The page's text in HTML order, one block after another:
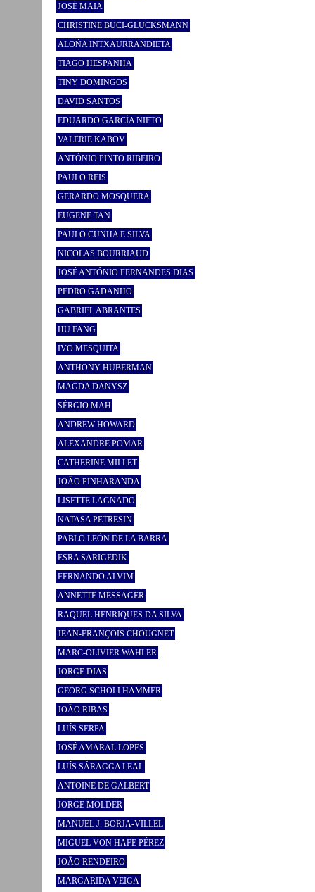
JOSÉ MAIA
CHRISTINE BUCI-GLUCKSMANN
ALOÑA INTXAURRANDIETA
TIAGO HESPANHA
TINY DOMINGOS
DAVID SANTOS
EDUARDO GARCÍA NIETO
VALERIE KABOV
ANTÓNIO PINTO RIBEIRO
PAULO REIS
GERARDO MOSQUERA
EUGENE TAN
PAULO CUNHA E SILVA
NICOLAS BOURRIAUD
JOSÉ ANTÓNIO FERNANDES DIAS
PEDRO GADANHO
GABRIEL ABRANTES
HU FANG
IVO MESQUITA
ANTHONY HUBERMAN
MAGDA DANYSZ
SÉRGIO MAH
ANDREW HOWARD
ALEXANDRE POMAR
CATHERINE MILLET
JOÃO PINHARANDA
LISETTE LAGNADO
NATASA PETRESIN
PABLO LEÓN DE LA BARRA
ESRA SARIGEDIK
FERNANDO ALVIM
ANNETTE MESSAGER
RAQUEL HENRIQUES DA SILVA
JEAN-FRANÇOIS CHOUGNET
MARC-OLIVIER WAHLER
JORGE DIAS
GEORG SCHÖLLHAMMER
JOÃO RIBAS
LUÍS SERPA
JOSÉ AMARAL LOPES
LUÍS SÁRAGGA LEAL
ANTOINE DE GALBERT
JORGE MOLDER
MANUEL J. BORJA-VILLEL
MIGUEL VON HAFE PÉREZ
JOÃO RENDEIRO
MARGARIDA VEIGA